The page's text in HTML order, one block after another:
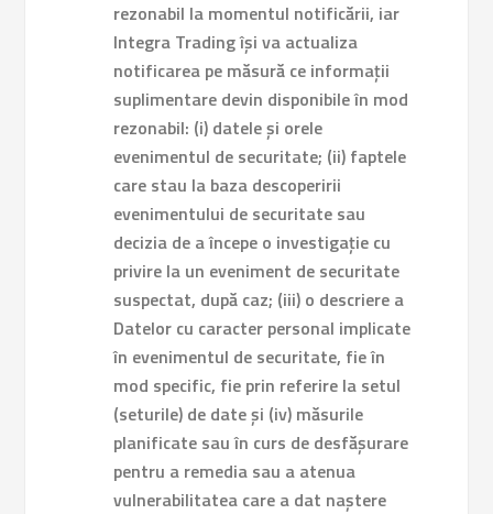
rezonabil la momentul notificării, iar
Integra Trading își va actualiza
notificarea pe măsură ce informații
suplimentare devin disponibile în mod
rezonabil: (i) datele și orele
evenimentul de securitate; (ii) faptele
care stau la baza descoperirii
evenimentului de securitate sau
decizia de a începe o investigație cu
privire la un eveniment de securitate
suspectat, după caz; (iii) o descriere a
Datelor cu caracter personal implicate
în evenimentul de securitate, fie în
mod specific, fie prin referire la setul
(seturile) de date și (iv) măsurile
planificate sau în curs de desfășurare
pentru a remedia sau a atenua
vulnerabilitatea care a dat naștere